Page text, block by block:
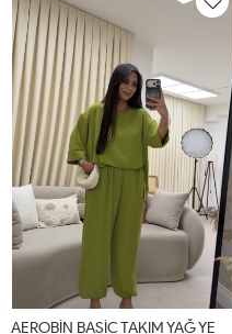
A
EROBİN BASİC TAKIM YAĞ YEŞİLİ (22 AĞUSTOS KARGO ÇIKIŞI) Yağ Yeşili